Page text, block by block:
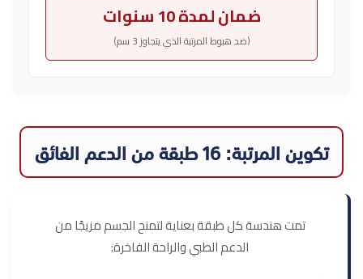
ضمان لمدة 10 سنوات
(ضد هبوط المرتبة الذي يتجاوز 3 سم)
تكوين المرتبة: 16 طبقة من الدعم الفائق
تمت هندسة كل طبقة بعناية لتمنح الجسم مزيجًا من
الدعم الطبي والراحة الفاخرة: